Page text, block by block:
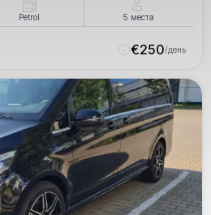
Petrol 5 места
€250/день